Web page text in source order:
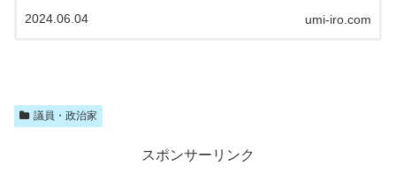
でまとめました。投票をする際の参考にしていただけれ
umi-iro.com
2024.06.04
議員・政治家
スポンサーリンク